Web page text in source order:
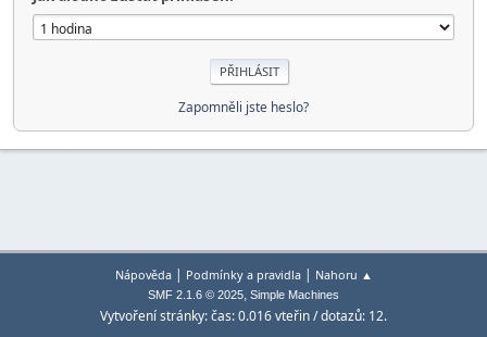
Zapomněli jste heslo?
Nápověda| Podmínky a pravidla| Nahoru ▲
SMF 2.1.6 © 2025, Simple Machines
Vytvoření stránky: čas: 0.016 vteřin / dotazů: 12.